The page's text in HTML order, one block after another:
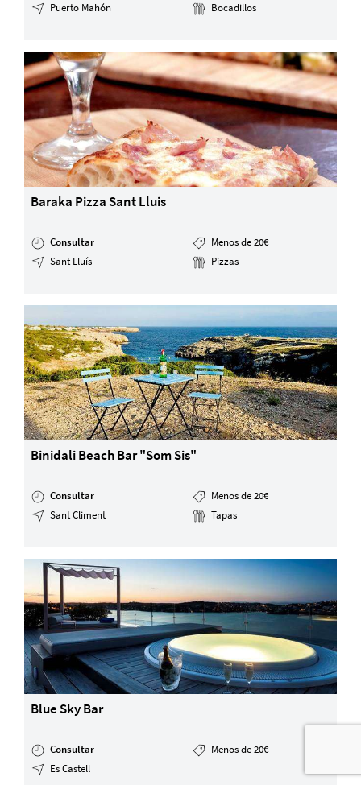
Puerto Mahón
Bocadillos
Baraka Pizza Sant Lluis
Consultar
Menos de 20€
Sant Lluís
Pizzas
Binidali Beach Bar "Som Sis"
Consultar
Menos de 20€
Sant Climent
Tapas
Blue Sky Bar
Consultar
Menos de 20€
Es Castell